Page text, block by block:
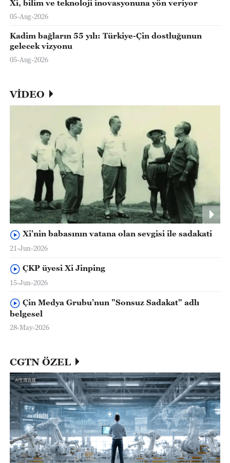
Xi, bilim ve teknoloji inovasyonuna yön veriyor
05-Aug-2026
Kadim bağların 55 yılı: Türkiye-Çin dostluğunun
gelecek vizyonu
05-Aug-2026
VİDEO
Xi'nin babasının vatana olan sevgisi ile sadakati
21-Jun-2026
ÇKP üyesi Xi Jinping
15-Jun-2026
Çin Medya Grubu’nun "Sonsuz Sadakat" adlı
belgesel
28-May-2026
CGTN ÖZEL